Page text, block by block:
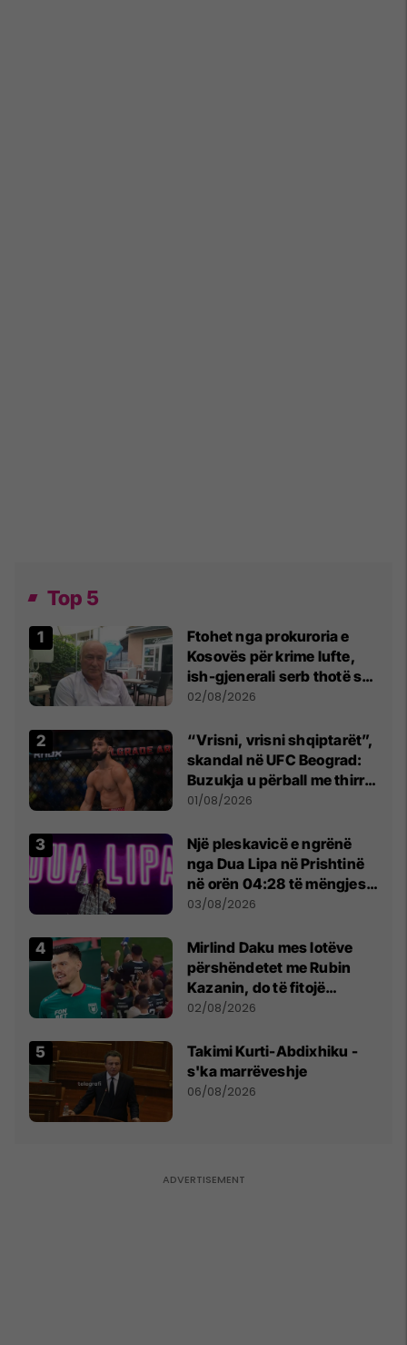
Top 5
Ftohet nga prokuroria e
Kosovës për krime lufte,
ish-gjenerali serb thotë se
dikush e tradhtoi në
02/08/2026
“Vrisni, vrisni shqiptarët”,
skandal në UFC Beograd:
Buzukja u përball me thirrje
anti-shqiptare nga
01/08/2026
Një pleskavicë e ngrënë
nga Dua Lipa në Prishtinë
në orën 04:28 të mëngjesit
- dhe bota digjitale serbe
03/08/2026
Mirlind Daku mes lotëve
përshëndetet me Rubin
Kazanin, do të fitojë
miliona te Spartak Moska
02/08/2026
Takimi Kurti-Abdixhiku -
s'ka marrëveshje
06/08/2026